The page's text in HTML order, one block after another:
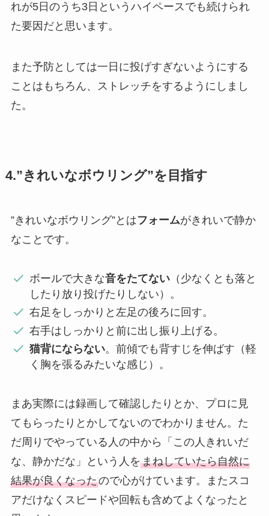
れが5日のうち3日というハイペースでも続けられ
た要因だと思います。
また予防としては一日に投げすぎないようにする
ことはもちろん、ストレッチをするようにしまし
た。
4.”きれいなボウリング”を目指す
”きれいなボウリング”とはフォームがきれいで静か
なことです。
ボールで大きな音をたてない （少なくとも落と
したり放り投げたりしない）。
右足をしっかりと左足の後ろに回す。
右手はしっかりと前に出し振り上げる。
猫背にならない。前傾でも背すじを伸ばす（軽
く胸を張るみたいな感じ）。
まあ実際には録画して確認したりとか、プロに見
てもらったりとかしてないのでわかりません。た
だ周りでやっている人の中から「この人きれいだ
な、静かだな」という人をまねしていたら自然に
結果が良くなったので心がけています。またスコ
アだけなくスピードや回転も含めてよくなったと